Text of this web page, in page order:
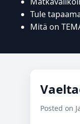
Tule
Mitä on
Posted on